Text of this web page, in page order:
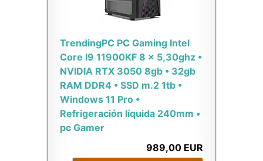
TrendingPC PC Gaming Intel
Core I9 11900KF 8 x 5,30ghz •
NVIDIA RTX 3050 8gb • 32gb
RAM DDR4 • SSD m.2 1tb •
Windows 11 Pro •
Refrigeración líquida 240mm •
pc Gamer
989,00 EUR